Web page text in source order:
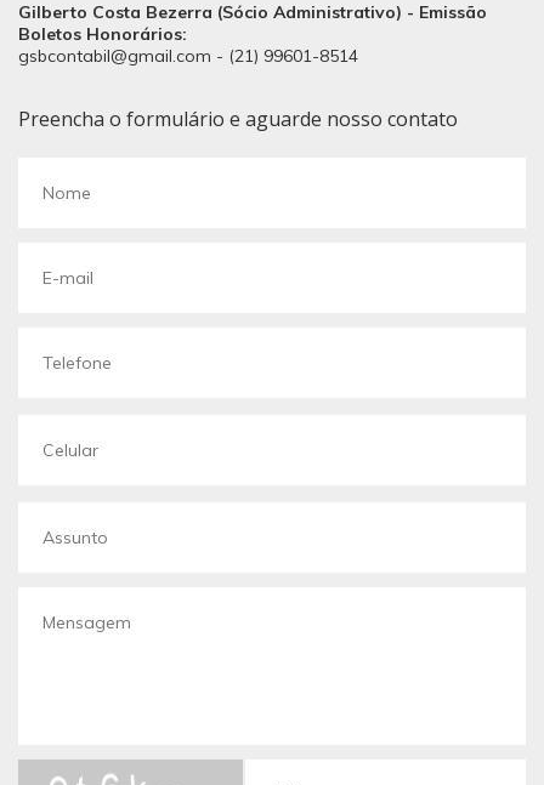
Gilberto Costa Bezerra (Sócio Administrativo) - Emissão
Boletos Honorários:
gsbcontabil@gmail.com - (21) 99601-8514
Preencha o formulário e aguarde nosso contato